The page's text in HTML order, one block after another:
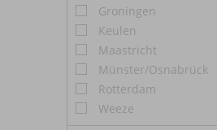
Groningen
Keulen
Maastricht
Münster/Osnabrück
Rotterdam
Weeze